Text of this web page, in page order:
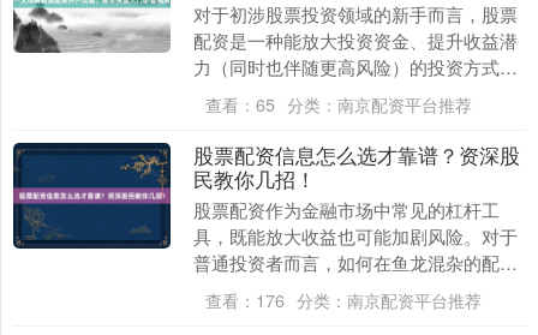
对于初涉股票投资领域的新手而言，股票
配资是一种能放大投资资金、提升收益潜
力（同时也伴随更高风险）的投资方式。
了解股票配资开户流程，是开启这一投资
之旅的关键第一步....
查看： 65 分类： 南京配资平台推荐
股票配资信息怎么选才靠谱？资深股
民教你几招！
股票配资作为金融市场中常见的杠杆工
具，既能放大收益也可能加剧风险。对于
普通投资者而言，如何在鱼龙混杂的配资
信息中筛选出安全可靠的平台，成为决定
投资成败的关键。本....
查看： 176 分类： 南京配资平台推荐
上证综指 3900.35 +21.92 +0.57%